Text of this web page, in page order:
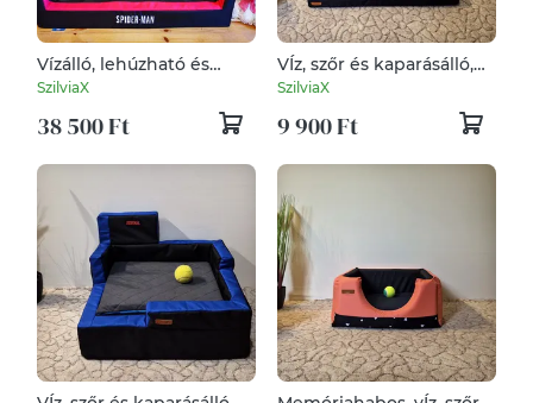
Vízálló, lehúzható és
mosható kutyafekhely,
SzilviaX
38 500 Ft
VÍz, szőr és kaparásálló,
lehúzható és mosható
SzilviaX
9 900 Ft